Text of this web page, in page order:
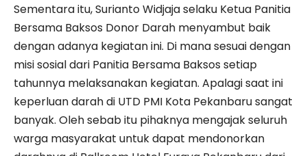
Sementara itu, Surianto Widjaja selaku Ketua Panitia
Bersama Baksos Donor Darah menyambut baik
dengan adanya kegiatan ini. Di mana sesuai dengan
misi sosial dari Panitia Bersama Baksos setiap
tahunnya melaksanakan kegiatan. Apalagi saat ini
keperluan darah di UTD PMI Kota Pekanbaru sangat
banyak. Oleh sebab itu pihaknya mengajak seluruh
warga masyarakat untuk dapat mendonorkan